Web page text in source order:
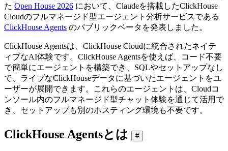
た Open House 2026 において、Claudeを搭載したClickHouse
Cloudのフルマネージド型エージェント分析サービスである
ClickHouse Agents のパブリックベータを発表しました。
ClickHouse Agentsは、ClickHouse Cloudに統合されたネイテ
ィブなAI体験です。ClickHouse Agentsを使えば、コード不要
で簡単にエージェントを構築でき、SQLやセットアップなし
で、ライブなClickHouseデータに基づいたエージェントをユ
ーザーが展開できます。これらのエージェントは、Cloudコ
ンソール内のフルマネージド型チャット体験を通じて活用で
き、セットアップも別のホスティング環境も不要です。
ClickHouse Agentsとは #